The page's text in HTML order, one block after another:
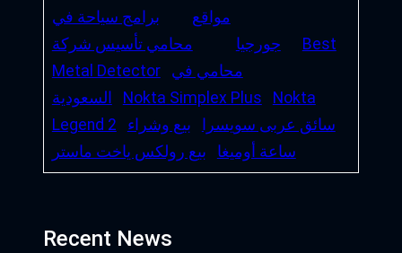
مواقع
برامج سياحة في
جورجيا
محامي تأسيس شركة
Best
Metal Detector
محامي في
السعودية
Nokta Simplex Plus
Nokta
Legend 2
سائق عربى سويسرا
بيع وشراء
ساعة أوميغا
بيع رولكس ياخت ماستر
Recent News